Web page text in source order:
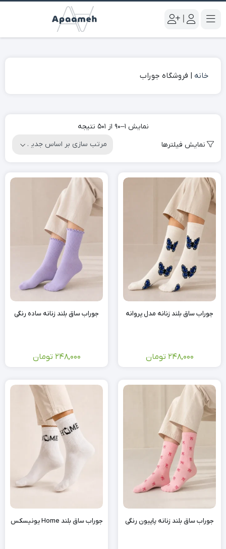
|
خانه | فروشگاه جوراب
نمایش 1–90 از 501 نتیجه
نمایش فیلترها
جوراب ساق بلند زنانه مدل پروانه
248,000 تومان
جوراب ساق بلند زنانه ساده رنگی
248,000 تومان
جوراب ساق بلند زنانه پاپیون رنگی جوراب ساق بلند Home یونیسکس